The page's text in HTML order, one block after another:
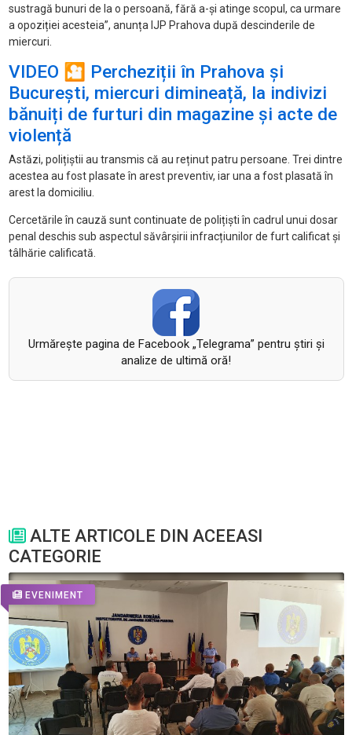
sustragă bunuri de la o persoană, fără a-și atinge scopul, ca urmare
a opoziției acesteia”, anunța IJP Prahova după descinderile de
miercuri.
VIDEO 🎦 Percheziții în Prahova și
București, miercuri dimineață, la indivizi
bănuiți de furturi din magazine și acte de
violență
Astăzi, polițiștii au transmis că au reținut patru persoane. Trei dintre
acestea au fost plasate în arest preventiv, iar una a fost plasată în
arest la domiciliu.
Cercetările în cauză sunt continuate de polițiști în cadrul unui dosar
penal deschis sub aspectul săvârșirii infracțiunilor de furt calificat și
tâlhărie calificată.
Urmăreşte pagina de Facebook „Telegrama” pentru ştiri şi
analize de ultimă oră!
ALTE ARTICOLE DIN ACEEASI
CATEGORIE
EVENIMENT